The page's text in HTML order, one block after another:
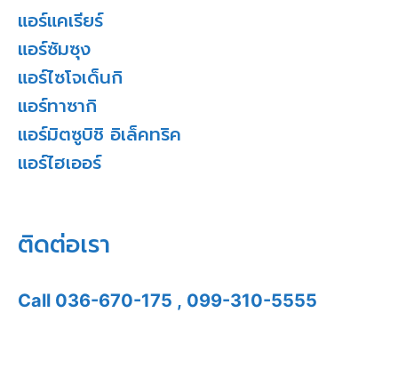
แอร์แคเรียร์
แอร์ซัมซุง
แอร์ไซโจเด็นกิ
แอร์ทาซากิ
แอร์มิตซูบิชิ อิเล็คทริค
แอร์ไฮเออร์
ติดต่อเรา
Call 036-670-175 , 099-310-5555